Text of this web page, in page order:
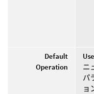
Default
Operation
ニ
パ
ョ